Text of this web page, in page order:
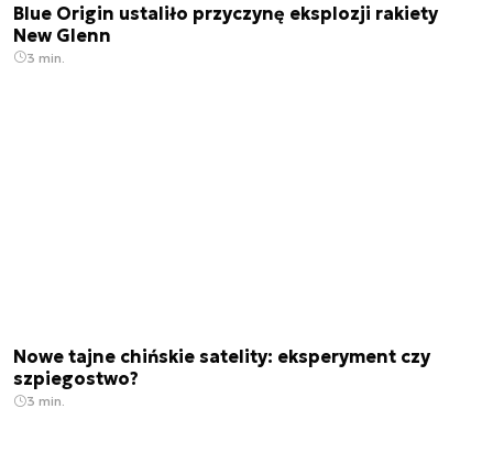
Blue Origin ustaliło przyczynę eksplozji rakiety
New Glenn
3 min.
Nowe tajne chińskie satelity: eksperyment czy
szpiegostwo?
3 min.